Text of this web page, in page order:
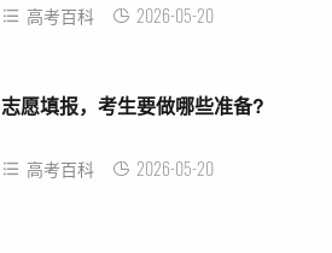
高考百科 2026-05-20
志愿填报，考生要做哪些准备?
高考百科 2026-05-20